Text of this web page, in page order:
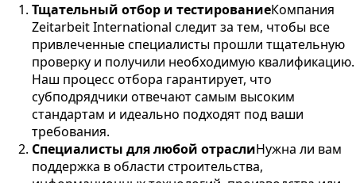
Тщательный отбор и тестированиеКомпания
Zeitarbeit International следит за тем, чтобы все
привлеченные специалисты прошли тщательную
проверку и получили необходимую квалификацию.
Наш процесс отбора гарантирует, что
субподрядчики отвечают самым высоким
стандартам и идеально подходят под ваши
требования.
Специалисты для любой отраслиНужна ли вам
поддержка в области строительства,